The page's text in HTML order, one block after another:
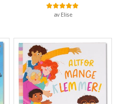
Vurdert5
av Elise